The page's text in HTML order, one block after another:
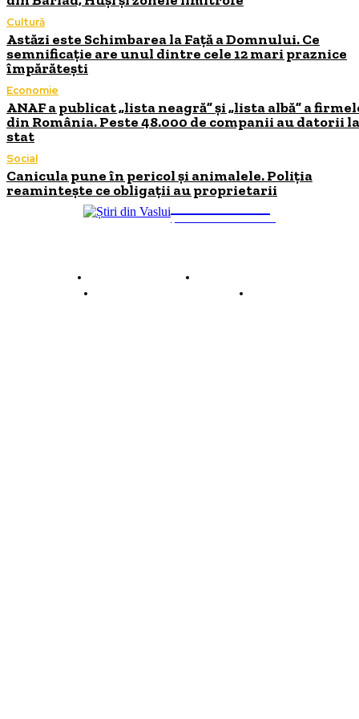
Cultură
Astăzi este Schimbarea la Față a Domnului. Ce
semnificație are unul dintre cele 12 mari praznice
împărătești
Economie
ANAF a publicat „lista neagră” și „lista albă” a
din România. Peste 48.000 de companii au datorii la
stat
Social
Canicula pune în pericol și animalele. Poliția
reamintește ce obligații au proprietarii
ȘTIRI DE INTERES